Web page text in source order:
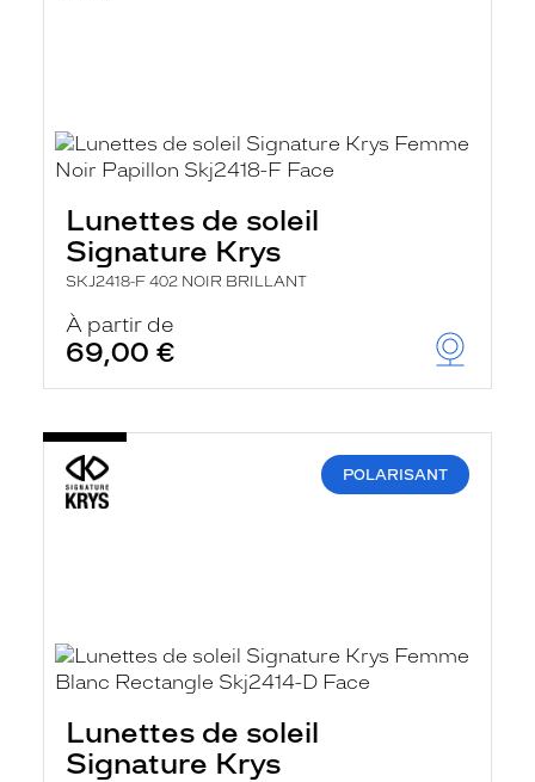
Lunettes de soleil
Signature Krys
SKJ2418-F 402 NOIR BRILLANT
À partir de
69,00 €
POLARISANT
Lunettes de soleil
Signature Krys